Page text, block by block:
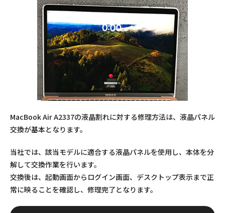
MacBook Air A2337の液晶割れに対する修理方法は、液晶パネル
交換が基本となります。
当社では、該当モデルに適合する液晶パネルを使用し、本体を分
解して交換作業を行います。
交換後は、起動画面からログイン画面、デスクトップ表示まで正
常に映ることを確認し、修理完了となります。